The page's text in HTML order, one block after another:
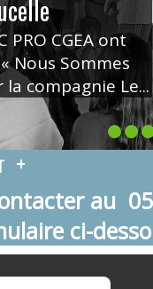
ont
Sommes
Le...
étape vers
! Et un Cer...
par la Ré...
+
au
ci-